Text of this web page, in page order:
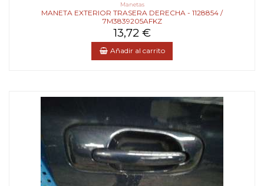
Manetas
MANETA EXTERIOR TRASERA DERECHA - 1128854 /
7M3839205AFKZ
13,72 €
Añadir al carrito